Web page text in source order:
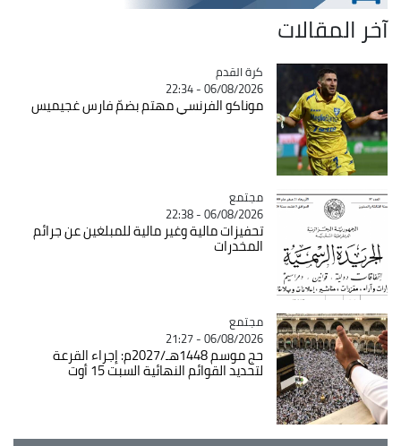
آخر المقالات
Catégorie
كرة القدم
06/08/2026 - 22:34
موناكو الفرنسي مهتم بضمّ فارس غجيميس
Catégorie
مجتمع
06/08/2026 - 22:38
تحفيزات مالية وغير مالية للمبلغين عن جرائم
المخدرات
Catégorie
مجتمع
06/08/2026 - 21:27
حج موسم 1448هـ/2027م: إجراء القرعة
لتحديد القوائم النهائية السبت 15 أوت